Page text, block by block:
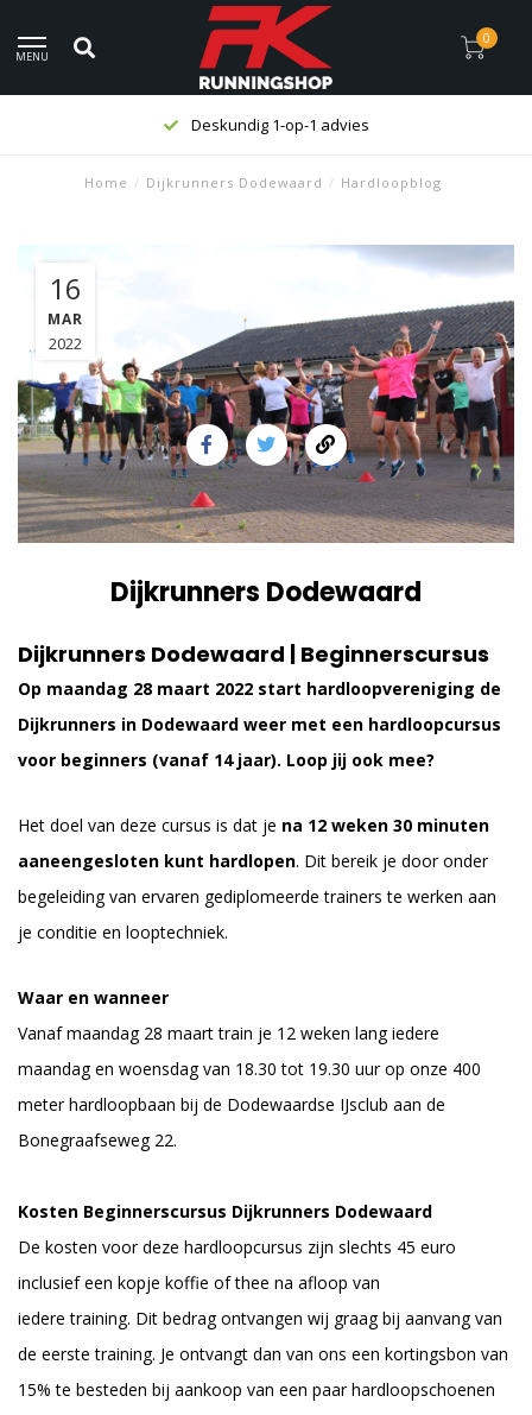
MENU
0
Deskundig 1-op-1 advies
Home / Dijkrunners Dodewaard / Hardloopblog
16
MAR
2022
Dijkrunners Dodewaard
Dijkrunners Dodewaard | Beginnerscursus
Op maandag 28 maart 2022 start hardloopvereniging de
Dijkrunners in Dodewaard weer met een hardloopcursus
voor beginners (vanaf 14 jaar). Loop jij ook mee?
Het doel van deze cursus is dat je na 12 weken 30 minuten
aaneengesloten kunt hardlopen. Dit bereik je door onder
begeleiding van ervaren gediplomeerde trainers te werken aan
je conditie en looptechniek.
Waar en wanneer
Vanaf maandag 28 maart train je 12 weken lang iedere
maandag en woensdag van 18.30 tot 19.30 uur op onze 400
meter hardloopbaan bij de Dodewaardse IJsclub aan de
Bonegraafseweg 22.
Kosten Beginnerscursus Dijkrunners Dodewaard
De kosten voor deze hardloopcursus zijn slechts 45 euro
inclusief een kopje koffie of thee na afloop van
iedere training. Dit bedrag ontvangen wij graag bij aanvang van
de eerste training. Je ontvangt dan van ons een kortingsbon van
15% te besteden bij aankoop van een paar hardloopschoenen